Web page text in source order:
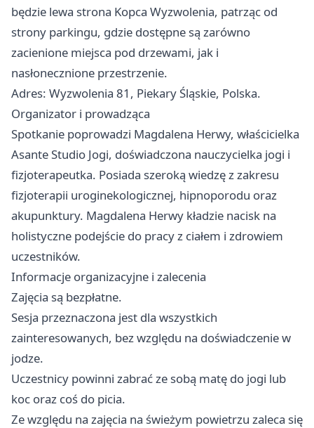
będzie lewa strona Kopca Wyzwolenia, patrząc od
strony parkingu, gdzie dostępne są zarówno
zacienione miejsca pod drzewami, jak i
nasłonecznione przestrzenie.
Adres: Wyzwolenia 81, Piekary Śląskie, Polska.
Organizator i prowadząca
Spotkanie poprowadzi Magdalena Herwy, właścicielka
Asante Studio Jogi, doświadczona nauczycielka jogi i
fizjoterapeutka. Posiada szeroką wiedzę z zakresu
fizjoterapii uroginekologicznej, hipnoporodu oraz
akupunktury. Magdalena Herwy kładzie nacisk na
holistyczne podejście do pracy z ciałem i zdrowiem
uczestników.
Informacje organizacyjne i zalecenia
Zajęcia są bezpłatne.
Sesja przeznaczona jest dla wszystkich
zainteresowanych, bez względu na doświadczenie w
jodze.
Uczestnicy powinni zabrać ze sobą matę do jogi lub
koc oraz coś do picia.
Ze względu na zajęcia na świeżym powietrzu zaleca się